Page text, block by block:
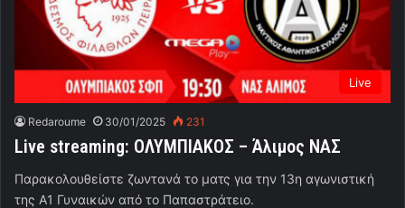
Live
Redaroume 30/01/2025 231
Live streaming: ΟΛΥΜΠΙΑΚΟΣ – Άλιμος ΝΑΣ
Παρακολουθείστε ζωντανά το ματς για την 13η αγωνιστική
της Α1 Γυναικών από το Παπαστράτειο.